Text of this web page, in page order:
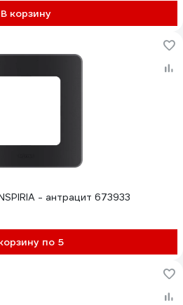
В корзину
- антрацит 673933
по 5